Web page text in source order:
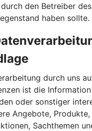
den Betreiber
haben sollte.
durch uns
ist die
oder sonstiger
Angebote, Produkte,
Sachthemen